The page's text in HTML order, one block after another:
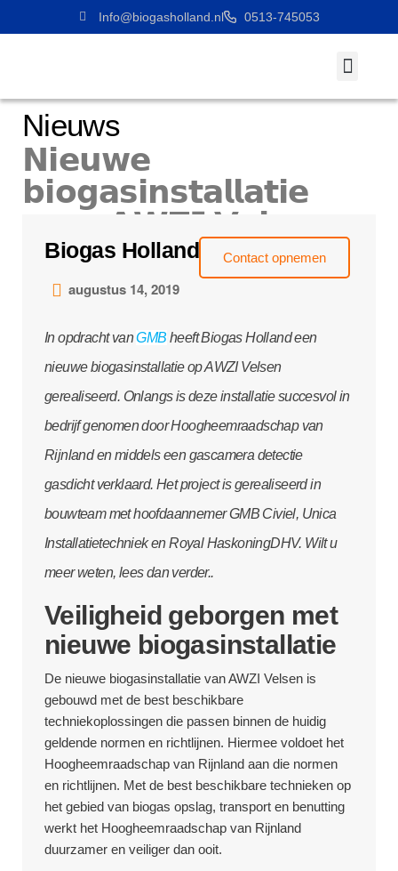
Info@biogasholland.nl 0513-745053
Nieuws
𝗡𝗶𝗲𝘂𝘄𝗲
𝗯𝗶𝗼𝗴𝗮𝘀𝗶𝗻𝘀𝘁𝗮𝗹𝗹𝗮𝘁𝗶𝗲
𝘃𝗼𝗼𝗿 𝗔𝗪𝗭𝗜 𝗩𝗲𝗹𝘀𝗲𝗻
Biogas Holland Contact opnemen
augustus 14, 2019
In opdracht vanGMB heeft Biogas Holland een
nieuwe biogasinstallatie op AWZI Velsen
gerealiseerd. Onlangs is deze installatie succesvol in
bedrijf genomen door Hoogheemraadschap van
Rijnland en middels een gascamera detectie
gasdicht verklaard. Het project is gerealiseerd in
bouwteam met hoofdaannemer GMB Civiel, Unica
Installatietechniek en Royal HaskoningDHV. Wilt u
meer weten, lees dan verder..
Veiligheid geborgen met
nieuwe biogasinstallatie
De nieuwe biogasinstallatie van AWZI Velsen is
gebouwd met de best beschikbare
techniekoplossingen die passen binnen de huidig
geldende normen en richtlijnen. Hiermee voldoet het
Hoogheemraadschap van Rijnland aan die normen
en richtlijnen. Met de best beschikbare technieken op
het gebied van biogas opslag, transport en benutting
werkt het Hoogheemraadschap van Rijnland
duurzamer en veiliger dan ooit.